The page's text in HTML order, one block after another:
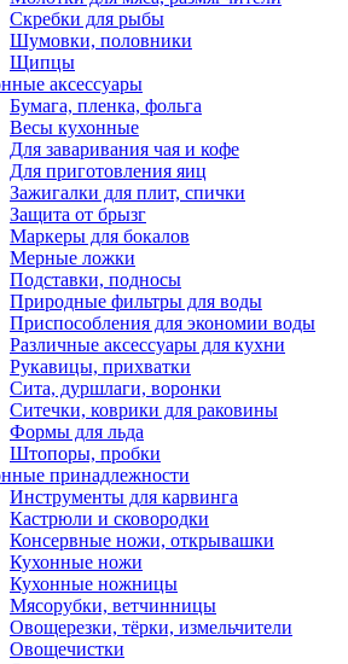
Скребки для рыбы
Шумовки, половники
Щипцы
аксессуары
Бумага, пленка, фольга
Весы кухонные
Для заваривания чая и кофе
Для приготовления яиц
Зажигалки для плит, спички
Защита от брызг
Маркеры для бокалов
Мерные ложки
Подставки, подносы
Природные фильтры для воды
Приспособления для экономии воды
Различные аксессуары для кухни
Рукавицы, прихватки
Сита, дуршлаги, воронки
Ситечки, коврики для раковины
Формы для льда
Штопоры, пробки
принадлежности
Инструменты для карвинга
Кастрюли и сковородки
Консервные ножи, открывашки
Кухонные ножи
Кухонные ножницы
Мясорубки, ветчинницы
Овощерезки, тёрки, измельчители
Овощечистки